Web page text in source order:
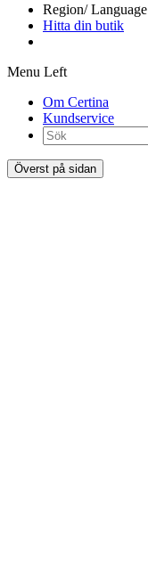
Region/ Language
Hitta din butik
Menu Left
Om Certina
Kundservice
Överst på sidan